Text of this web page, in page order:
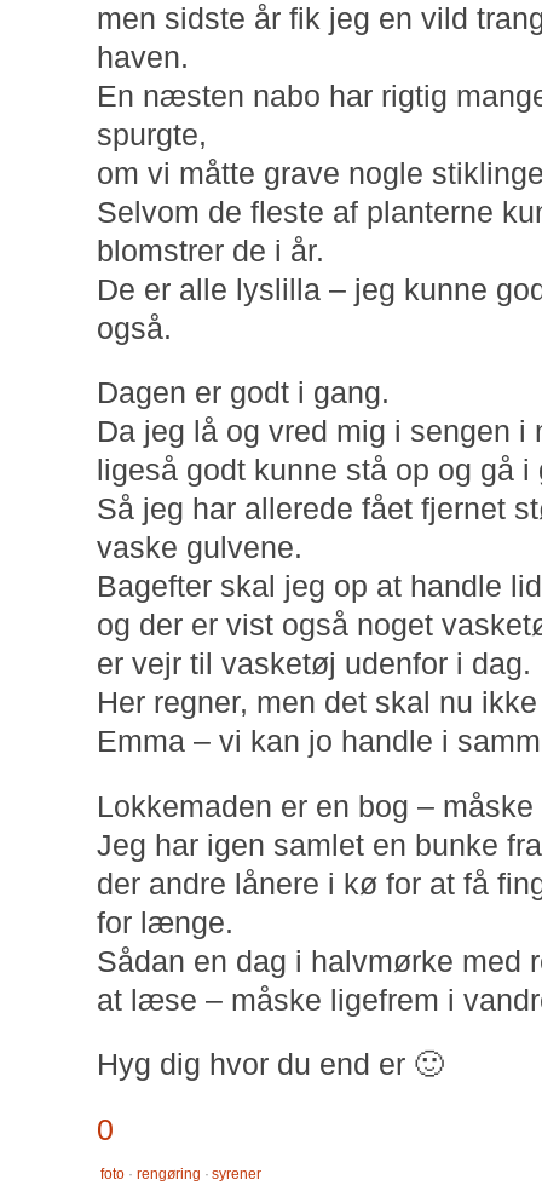
men sidste år fik jeg en vild
haven.
En næsten nabo har rigtig
spurgte,
om vi måtte grave nogle
Selvom de fleste af planterne
blomstrer de i år.
De er alle lyslilla – jeg kunne
også.
Dagen er godt i gang.
Da jeg lå og vred mig i sengen
ligeså godt kunne stå op og gå
Så jeg har allerede fået fjernet
vaske gulvene.
Bagefter skal jeg op at handle
og der er vist også noget
er vejr til vasketøj udenfor i dag.
Her regner, men det skal nu
Emma – vi kan jo handle i
Lokkemaden er en bog –
Jeg har igen samlet en bunke
der andre lånere i kø for at få
for længe.
Sådan en dag i halvmørke med
at læse – måske ligefrem i
Hyg dig hvor du end er 🙂
0
foto · rengøring · syrener